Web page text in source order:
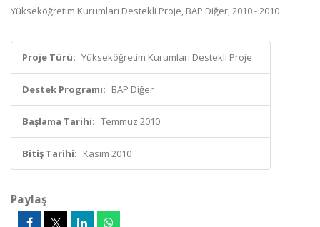
Yükseköğretim Kurumları Destekli Proje, BAP Diğer, 2010 - 2010
Proje Türü: Yükseköğretim Kurumları Destekli Proje
Destek Programı: BAP Diğer
Başlama Tarihi: Temmuz 2010
Bitiş Tarihi: Kasım 2010
Paylaş